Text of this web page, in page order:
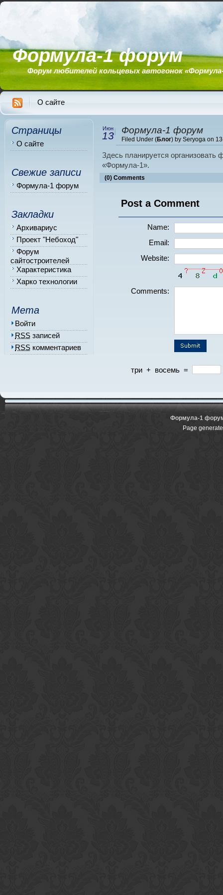
Формула-1 форум
Форум любителей кольцевых автогонок
О сайте
Страницы
О сайте
Свежие записи
Формула-1 форум
Закладки
Архивариус
Проект "Небоход"
Форум
сайтостроителей
Характеристика
Харко технологии
Мета
Войти
RSS записей
RSS комментариев
Июн
13 Формула-1 форум
Filed Under (Блог) by Seryoga on
Здесь планируется
«Формула-1».
(0) Comments
Post a Comment
Name:
Email:
Website:
Comments:
три + восемь =
Формула-1
Page